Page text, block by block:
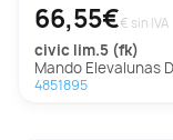
66,55€€ sin IVA
civic lim.5 (fk)
Mando Elevalunas Delantero Izquierdo Para
4851895